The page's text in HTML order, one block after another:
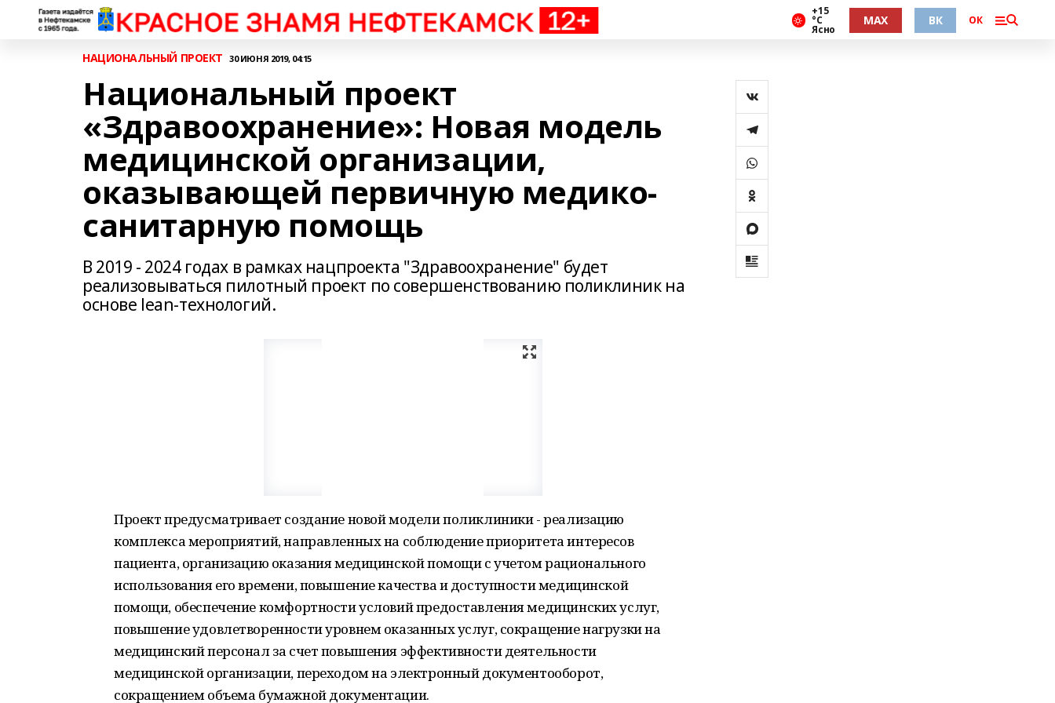
+15
°С
Ясно
MAX ВК ОК
НАЦИОНАЛЬНЫЙ ПРОЕКТ 30 ИЮНЯ 2019, 04:15
Национальный проект
«Здравоохранение»: Новая модель
медицинской организации,
оказывающей первичную медико-
санитарную помощь
В 2019 - 2024 годах в рамках нацпроекта "Здравоохранение" будет
реализовываться пилотный проект по совершенствованию поликлиник на
основе lean-технологий.
Проект предусматривает создание новой модели поликлиники - реализацию
комплекса мероприятий, направленных на соблюдение приоритета интересов
пациента, организацию оказания медицинской помощи с учетом рационального
использования его времени, повышение качества и доступности медицинской
помощи, обеспечение комфортности условий предоставления медицинских услуг,
повышение удовлетворенности уровнем оказанных услуг, сокращение нагрузки на
медицинский персонал за счет повышения эффективности деятельности
медицинской организации, переходом на электронный документооборот,
сокращением объема бумажной документации.